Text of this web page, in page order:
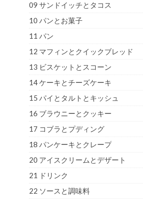
09 サンドイッチとタコス
10 パンとお菓子
11 パン
12 マフィンとクイックブレッド
13 ビスケットとスコーン
14 ケーキとチーズケーキ
15 パイとタルトとキッシュ
16 ブラウニーとクッキー
17 コブラとプディング
18 パンケーキとクレープ
20 アイスクリームとデザート
21 ドリンク
22 ソースと調味料